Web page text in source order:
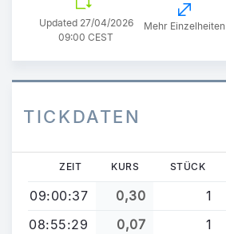
Updated 27/04/2026
09:00 CEST
Mehr Einzelheiten
TICKDATEN
ZEIT KURS STÜCK
09:00:37 0,30 1
08:55:29
0,07 1